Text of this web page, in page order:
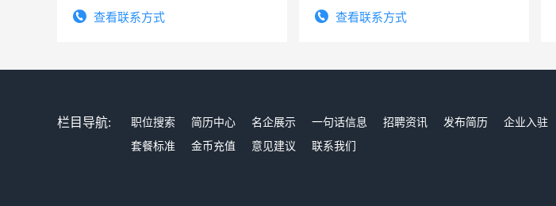
录，客服要求45岁以下高中以上文化，
查看联系方式 查看联系方式
栏目导航: 职位搜索 简历中心 名企展示 一句话信息 招聘资讯 发布简历 企业入驻
套餐标准
金币充值 意见建议 联系我们